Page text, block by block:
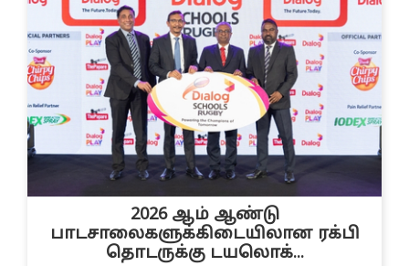
2026 ஆம் ஆண்டு
பாடசாலைகளுக்கிடையிலான ரக்பி
தொடருக்கு டயலொக்...